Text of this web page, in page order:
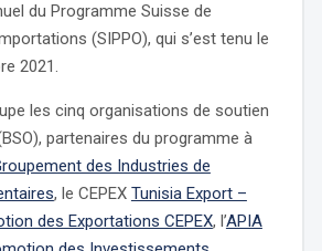
du Programme Suisse de
(SIPPO), qui s’est tenu le
2021.
les cinq organisations de soutien
partenaires du programme à
des Industries de
, le CEPEX Tunisia Export –
des Exportations CEPEX, l’APIA